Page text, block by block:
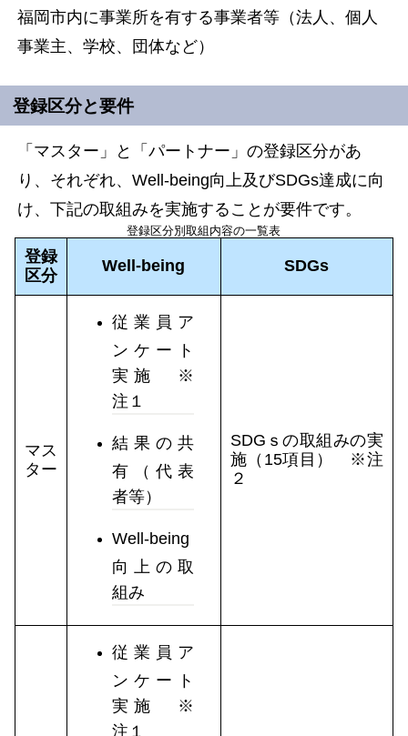
福岡市内に事業所を有する事業者等（法人、個人
事業主、学校、団体など）
登録区分と要件
「マスター」と「パートナー」の登録区分があ
り、それぞれ、Well-being向上及びSDGs達成に向
け、下記の取組みを実施することが要件です。
登録区分別取組内容の一覧表
登録
区分
Well-being SDGs
マス
ター
従業員ア
ンケート
実施 ※
注１
結果の共
有（代表
者等）
Well-being
向上の取
組み
SDGｓの取組みの実
施（15項目） ※注
２
従業員ア
ンケート
実施 ※
注１